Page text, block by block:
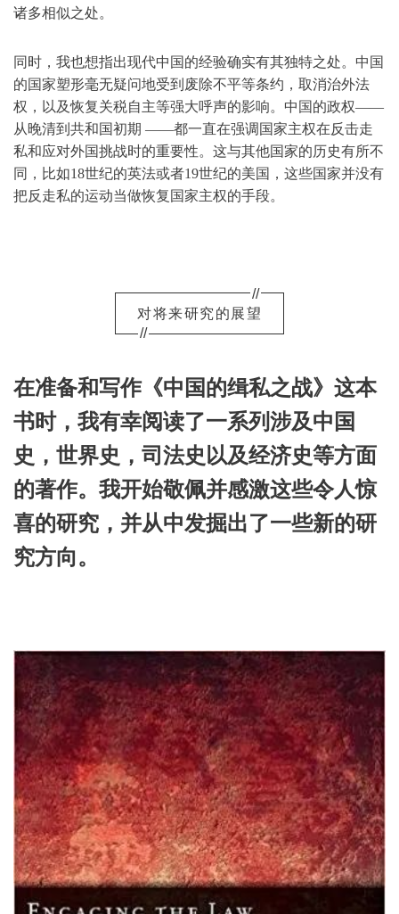
诸多相似之处。
同时，我也想指出现代中国的经验确实有其独特之处。中国
的国家塑形毫无疑问地受到废除不平等条约，取消治外法
权，以及恢复关税自主等强大呼声的影响。中国的政权——
从晚清到共和国初期 ——­都一直在强调国家主权在反击走
私和应对外国挑战时的重要性。这与其他国家的历史有所不
同­­­，比如18世纪的英法或者19世纪的美国，这些国家并没有
把反走私的运动当做恢复国家主权的手段。
//
对将来研究的展望
//
在准备和写作《中国的缉私之战》这本
书时，我有幸阅读了一系列涉及中国
史，世界史，司法史以及经济史等方面
的著作。我开始敬佩并感激这些令人惊
喜的研究，并从中发掘出了一些新的研
究方向。